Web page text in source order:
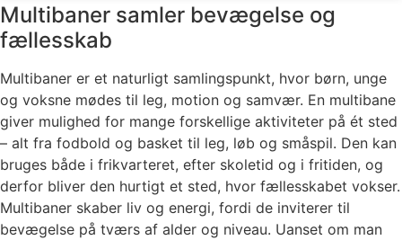
Multibaner samler bevægelse og
fællesskab
Multibaner er et naturligt samlingspunkt, hvor børn, unge
og voksne mødes til leg, motion og samvær. En multibane
giver mulighed for mange forskellige aktiviteter på ét sted
– alt fra fodbold og basket til leg, løb og småspil. Den kan
bruges både i frikvarteret, efter skoletid og i fritiden, og
derfor bliver den hurtigt et sted, hvor fællesskabet vokser.
Multibaner skaber liv og energi, fordi de inviterer til
bevægelse på tværs af alder og niveau. Uanset om man